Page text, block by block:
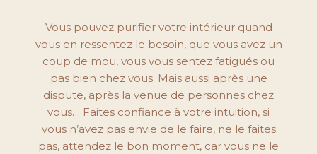
Vous pouvez purifier votre intérieur quand
vous en ressentez le besoin, que vous avez un
coup de mou, vous vous sentez fatigués ou
pas bien chez vous. Mais aussi après une
dispute, après la venue de personnes chez
vous… Faites confiance à votre intuition, si
vous n’avez pas envie de le faire, ne le faites
pas, attendez le bon moment, car vous ne le